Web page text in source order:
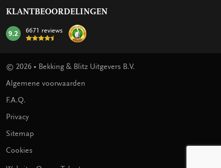
KLANTBEOORDELINGEN
mark:
9.2 6671 reviews
© 2026 • Bekking & Blitz Uitgevers B.V.
Algemene voorwaarden
F.A.Q.
Privacy
Sitemap
Cookies